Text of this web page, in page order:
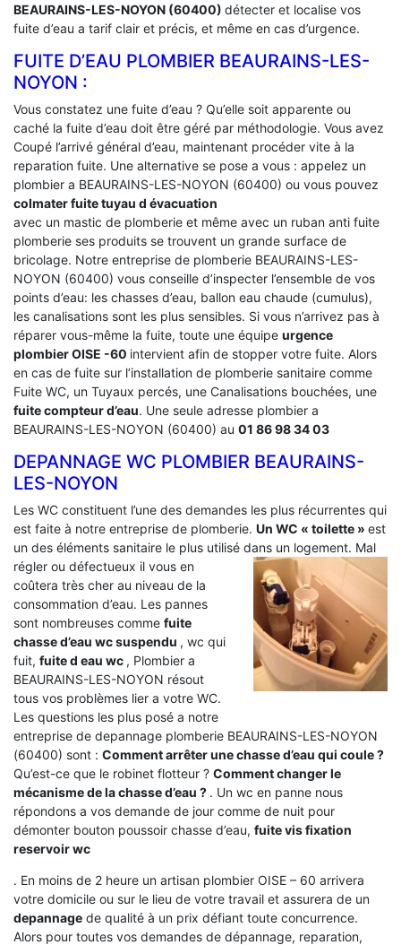
BEAURAINS-LES-NOYON (60400) détecter et localise vos
fuite d’eau a tarif clair et précis, et même en cas d’urgence.
FUITE D’EAU PLOMBIER BEAURAINS-LES-
NOYON :
Vous constatez une fuite d’eau ? Qu’elle soit apparente ou
caché la fuite d’eau doit être géré par méthodologie. Vous avez
Coupé l’arrivé général d’eau, maintenant procéder vite à la
reparation fuite. Une alternative se pose a vous : appelez un
plombier a BEAURAINS-LES-NOYON (60400) ou vous pouvez
colmater fuite tuyau d évacuation
avec un mastic de plomberie et même avec un ruban anti fuite
plomberie ses produits se trouvent un grande surface de
bricolage. Notre entreprise de plomberie BEAURAINS-LES-
NOYON (60400) vous conseille d’inspecter l’ensemble de vos
points d’eau: les chasses d’eau, ballon eau chaude (cumulus),
les canalisations sont les plus sensibles. Si vous n’arrivez pas à
réparer vous-même la fuite, toute une équipe urgence
plombier OISE -60 intervient afin de stopper votre fuite. Alors
en cas de fuite sur l’installation de plomberie sanitaire comme
Fuite WC, un Tuyaux percés, une Canalisations bouchées, une
fuite compteur d’eau. Une seule adresse plombier a
BEAURAINS-LES-NOYON (60400) au 01 86 98 34 03
DEPANNAGE WC PLOMBIER BEAURAINS-
LES-NOYON
Les WC constituent l’une des demandes les plus récurrentes qui
est faite à notre entreprise de plomberie. Un WC « toilette » est
un des éléments sanitaire le plus utilisé dans un logement. Mal
régler ou défectueux il vous en
coûtera très cher au niveau de la
consommation d’eau. Les pannes
sont nombreuses comme fuite
chasse d’eau wc suspendu , wc qui
fuit, fuite d eau wc , Plombier a
BEAURAINS-LES-NOYON résout
tous vos problèmes lier a votre WC.
Les questions les plus posé a notre
entreprise de depannage plomberie BEAURAINS-LES-NOYON
(60400) sont : Comment arrêter une chasse d’eau qui coule ?
Qu’est-ce que le robinet flotteur ? Comment changer le
mécanisme de la chasse d’eau ? . Un wc en panne nous
répondons a vos demande de jour comme de nuit pour
démonter bouton poussoir chasse d’eau, fuite vis fixation
reservoir wc
. En moins de 2 heure un artisan plombier OISE – 60 arrivera
votre domicile ou sur le lieu de votre travail et assurera de un
depannage de qualité à un prix défiant toute concurrence.
Alors pour toutes vos demandes de dépannage, reparation,